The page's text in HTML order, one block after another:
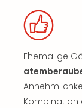
Ehemalige
Kombination